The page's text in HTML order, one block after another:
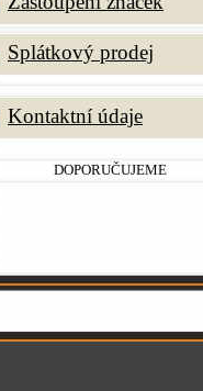
Splátkový prodej
Kontaktní údaje
DOPORUČUJEME